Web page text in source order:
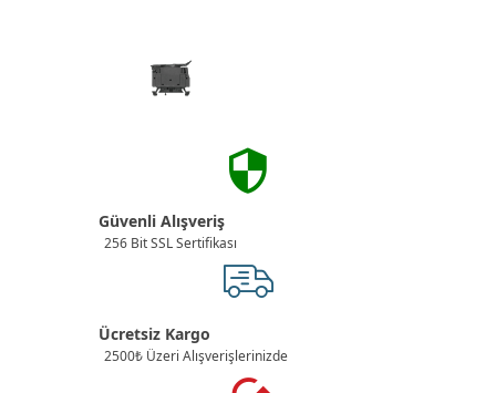
Güvenli Alışveriş
256 Bit SSL Sertifikası
Ücretsiz Kargo
2500₺ Üzeri Alışverişlerinizde